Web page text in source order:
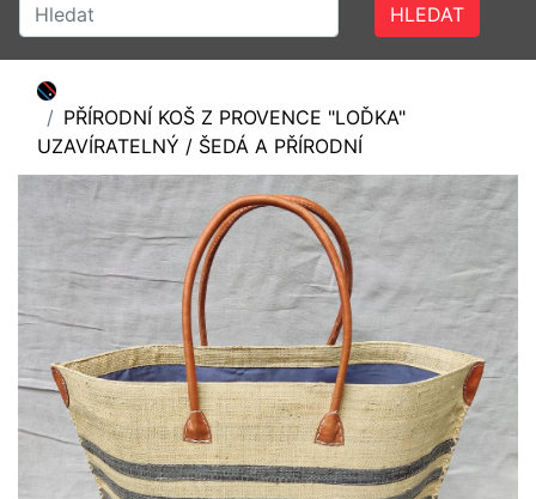
HLEDAT
PŘÍRODNÍ KOŠ Z PROVENCE "LOĎKA"
UZAVÍRATELNÝ / ŠEDÁ A PŘÍRODNÍ